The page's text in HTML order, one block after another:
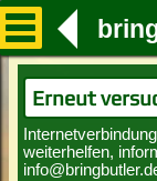
Erneut